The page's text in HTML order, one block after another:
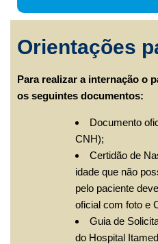
Orientações
Para realizar a internação o
os seguintes documentos:
Documento
CNH);
Certidão de
idade que não
pelo paciente
oficial com foto e
Guia de
do Hospital